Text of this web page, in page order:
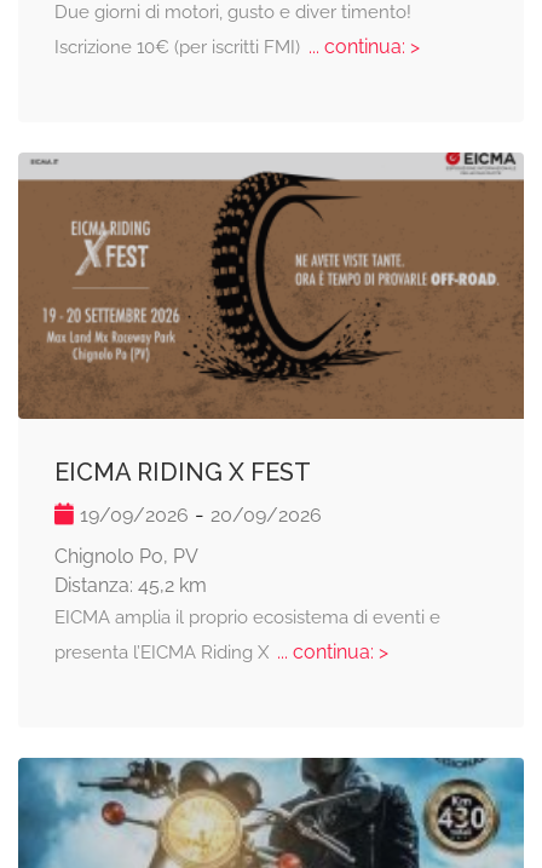
Due giorni di motori, gusto e diver timento!
Iscrizione 10€ (per iscritti FMI)... continua: >
EICMA RIDING X FEST
19/09/2026 - 20/09/2026
Chignolo Po, PV
Distanza: 45,2 km
EICMA amplia il proprio ecosistema di eventi e
presenta l’EICMA Riding X... continua: >